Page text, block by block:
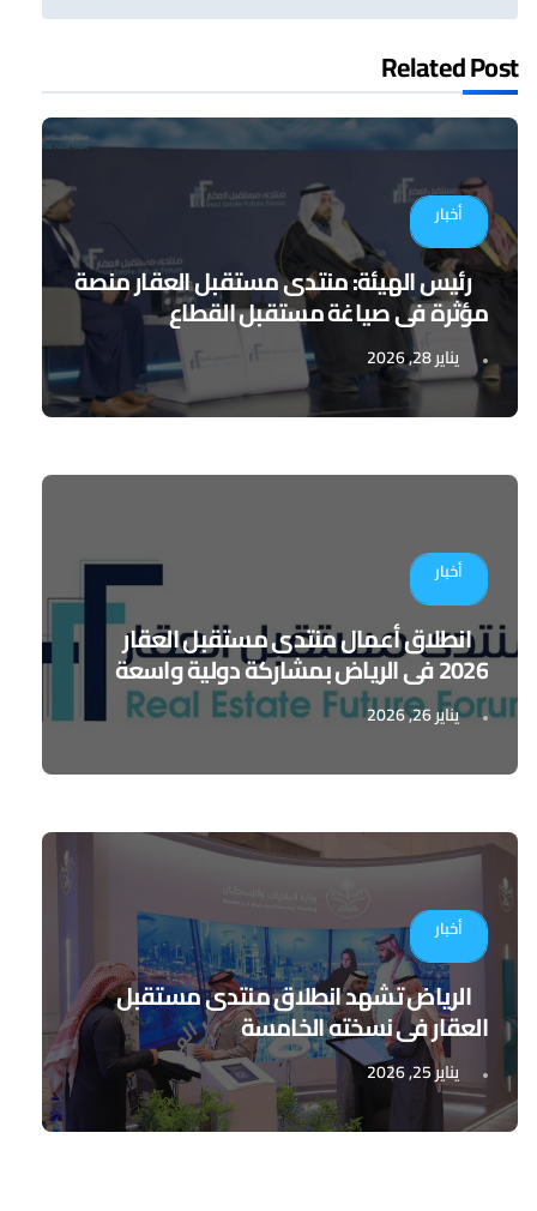
Related Post
أخبار
رئيس الهيئة: منتدى مستقبل العقار منصة
مؤثرة في صياغة مستقبل القطاع
يناير 28, 2026
أخبار
انطلاق أعمال منتدى مستقبل العقار
2026 في الرياض بمشاركة دولية واسعة
يناير 26, 2026
أخبار
الرياض تشهد انطلاق منتدى مستقبل
العقار في نسخته الخامسة
يناير 25, 2026